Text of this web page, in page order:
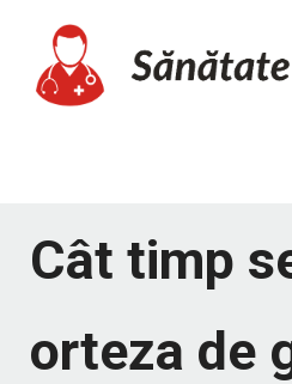
conținut
Cât timp
orteza de